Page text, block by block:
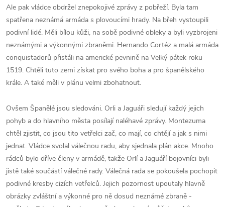
Ale pak vládce obdržel znepokojivé zprávy z pobřeží. Byla tam
spatřena neznámá armáda s plovoucími hrady. Na břeh vystoupili
podivní lidé. Měli bílou kůži, na sobě podivné obleky a byli vyzbrojeni
neznámými a výkonnými zbraněmi. Hernando Cortéz a malá armáda
conquistadorů přistáli na americké pevnině na Velký pátek roku
1519. Chtěli tuto zemi získat pro svého boha a pro španělského
krále. A také měli v plánu velmi zbohatnout.
Ovšem Španělé jsou sledováni. Orli a Jaguáři sledují každý jejich
pohyb a do hlavního města posílají naléhavé zprávy. Montezuma
chtěl zjistit, co jsou tito vetřelci zač, co mají, co chtějí a jak s nimi
jednat. Vládce svolal válečnou radu, aby sjednala plán akce. Mnoho
rádců bylo dříve členy v armádě, takže Orlí a Jaguáří bojovníci byli
jistě také součástí válečné rady. Válečná rada se pokoušela pochopit
podivné kresby cizích vetřelců. Jejich pozornost upoutaly hlavně
obrázky zvláštní a výkonné pro ně dosud neznámé zbraně -